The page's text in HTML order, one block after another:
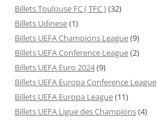
Billets Toulouse FC ( TFC )(32)
Billets Udinese(1)
Billets UEFA Champions League(9)
Billets UEFA Conference League(2)
Billets UEFA Euro 2024(9)
Billets UEFA Europa Conference League
Billets UEFA Europa League(11)
Billets UEFA Ligue des Champions(4)